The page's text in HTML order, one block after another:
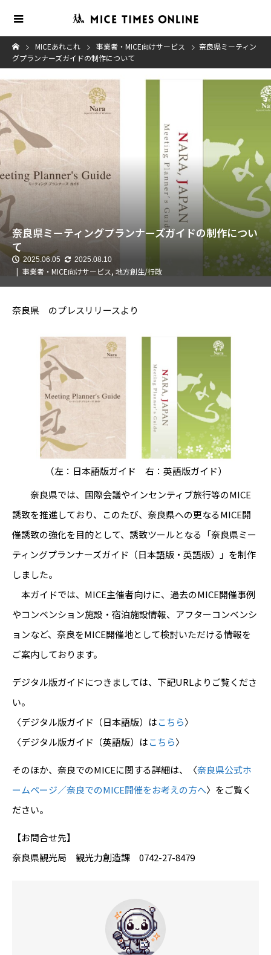
MICEあれこれ 事業者・MICE向けサービス
奈良県ミーティン
グプランナーズガイドの制作について
奈良県ミーティングプランナーズガイドの制作につい
て
2025.06.05 2025.08.10
事業者・MICE向けサービス, 地方創生/行政
奈良県 のプレスリリースより
（左：日本語版ガイド 右：英語版ガイド）
奈良県では、国際会議やインセンティブ旅行等のMICE
誘致を推進しており、このたび、奈良県への更なるMICE開
催誘致の強化を目的として、誘致ツールとなる「奈良県ミー
ティングプランナーズガイド（日本語版・英語版）」を制作
しました。
本ガイドでは、MICE主催者向けに、過去のMICE開催事例
やコンベンション施設・宿泊施設情報、アフターコンベンシ
ョンなど、奈良をMICE開催地として検討いただける情報を
ご案内しております。
デジタル版ガイドにつきましては、下記URLよりご覧くださ
い。
〈デジタル版ガイド（日本語版）はこちら〉
〈デジタル版ガイド（英語版）はこちら〉
そのほか、奈良でのMICEに関する詳細は、〈奈良県公式ホ
ームページ／奈良でのMICE開催をお考えの方へ〉をご覧く
ださい。
【お問合せ先】
奈良県観光局 観光力創造課 0742-27-8479